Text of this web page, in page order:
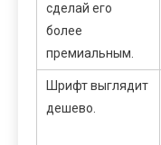
сделай его
более
премиальным.
Шрифт выглядит
дешево.